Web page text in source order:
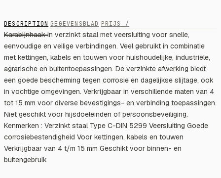
DESCRIPTION GEGEVENSBLAD PRIJS /
Karabijnhaak in verzinkt staal met veersluiting voor snelle,
eenvoudige en veilige verbindingen. Veel gebruikt in combinatie
met kettingen, kabels en touwen voor huishoudelijke, industriële,
agrarische en buitentoepassingen. De verzinkte afwerking biedt
een goede bescherming tegen corrosie en dagelijkse slijtage, ook
in vochtige omgevingen. Verkrijgbaar in verschillende maten van 4
tot 15 mm voor diverse bevestigings- en verbinding toepassingen.
Niet geschikt voor hijsdoeleinden of persoonsbeveiliging.
Kenmerken : Verzinkt staal Type C-DIN 5299 Veersluiting Goede
corrosiebestendigheid Voor kettingen, kabels en touwen
Verkrijgbaar van 4 t/m 15 mm Geschikt voor binnen- en
buitengebruik